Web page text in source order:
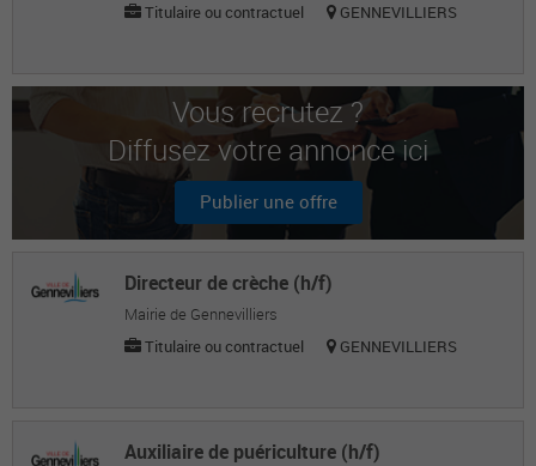
Marketing
Marketing
Nsula B.
Marketing
Nicolas R.
Directeur de l'environnement et du
développement durable
Titulaire ou contractuel
GENNEVILLIERS
Vous recrutez ?
Diffusez votre annonce ici
Publier une offre
Directeur de crèche (h/f)
Mairie de Gennevilliers
Titulaire ou contractuel
GENNEVILLIERS
Auxiliaire de puériculture (h/f)